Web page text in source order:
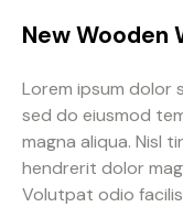
New Wooden
Lorem ipsum dolor
sed do eiusmod
magna aliqua. Nisl
hendrerit dolor
Volutpat odio